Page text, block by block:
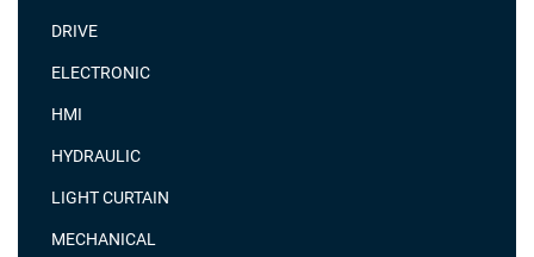
DRIVE
ELECTRONIC
HMI
HYDRAULIC
LIGHT CURTAIN
MECHANICAL